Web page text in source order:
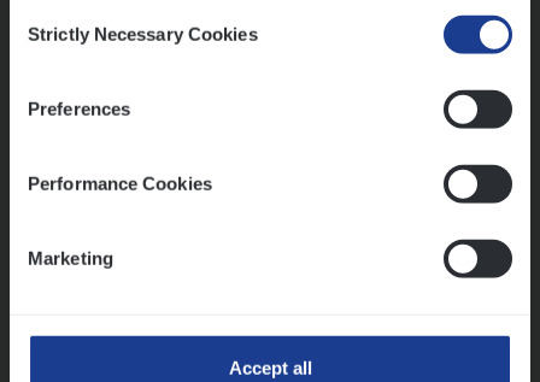
Selection
Strictly Necessary Cookies
Preferences
Performance Cookies
Marketing
Accept all
Vorige Volgende
Mathias houdt van diepgaande dossiers én droge
Thalia zoekt graag oplossingen, in games én op het